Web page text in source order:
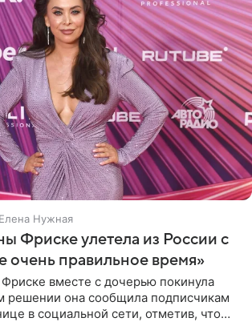
Елена Нужная
Фриске улетела из России с
очень правильное время»
вместе с дочерью покинула
решении она сообщила подписчикам
в социальной сети, отметив, что